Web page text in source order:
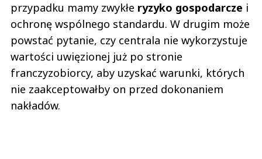
przypadku mamy zwykłe ryzyko gospodarcze i
ochronę wspólnego standardu. W drugim może
powstać pytanie, czy centrala nie wykorzystuje
wartości uwięzionej już po stronie
franczyzobiorcy, aby uzyskać warunki, których
nie zaakceptowałby on przed dokonaniem
nakładów.